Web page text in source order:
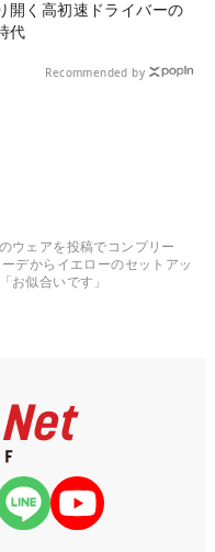
開く高初速ドライバーの
代
Recommended by
ウェアを投稿でコンプリー
デからイエローのセットアッ
お似合いです」